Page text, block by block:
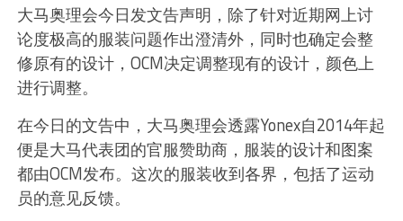
大马奥理会今日发文告声明，除了针对近期网上讨
论度极高的服装问题作出澄清外，同时也确定会整
修原有的设计，OCM决定调整现有的设计，颜色上
进行调整。
在今日的文告中，大马奥理会透露Yonex自2014年起
便是大马代表团的官服赞助商，服装的设计和图案
都由OCM发布。这次的服装收到各界，包括了运动
员的意见反馈。